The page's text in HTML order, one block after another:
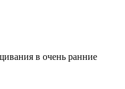
в очень ранние